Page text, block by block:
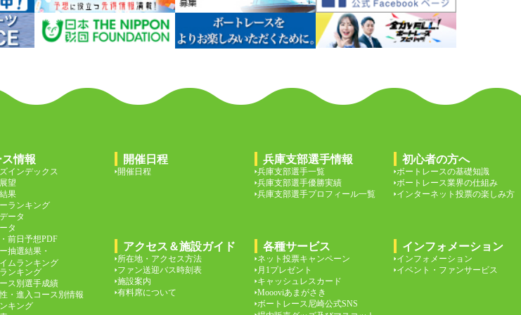
ス情報
インデックス
望
果
ランキング
ータ
タ
前日予想PDF
抽選結果・
ムランキング
ンキング
ス別選手成績
・進入コース別情報
キング
開催日程
開催日程
アクセス＆施設ガイド
所在地・アクセス方法
ファン送迎バス時刻表
施設案内
有料席について
兵庫支部選手情報
兵庫支部選手一覧
兵庫支部選手優勝実績
兵庫支部選手プロフィール一覧
各種サービス
ネット投票キャンペーン
月1プレゼント
キャッシュレスカード
Moooviあまがさき
ボートレース尼崎公式SNS
初心者の方へ
ボートレースの基礎知識
ボートレース業界の仕組み
インターネット投票の楽しみ方
インフォメーション
インフォメーション
イベント・ファンサービス